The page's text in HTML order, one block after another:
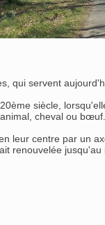
qui servent
siècle,
cheval ou
leur centre par un
renouvelée